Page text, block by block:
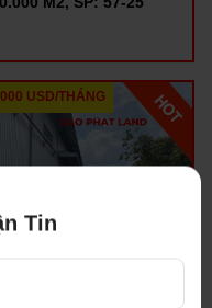
USD/THÁNG
Tin